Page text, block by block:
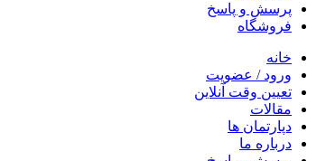
پرسش و پاسخ
فروشگاه
خانه
ورود / عضویت
تعیین وقت آنلاین
مقالات
دپارتمان ها
درباره ما